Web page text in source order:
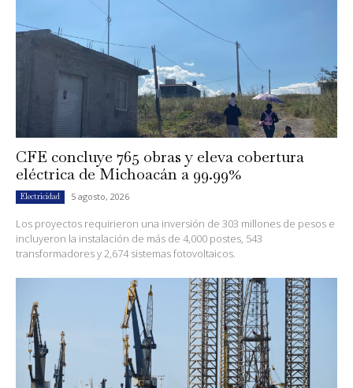
CFE concluye 765 obras y eleva cobertura
eléctrica de Michoacán a 99.99%
Electricidad 5 agosto, 2026
Los proyectos requirieron una inversión de 303 millones de pesos e
incluyeron la instalación de más de 4,000 postes, 543
transformadores y 2,674 sistemas fotovoltaicos.